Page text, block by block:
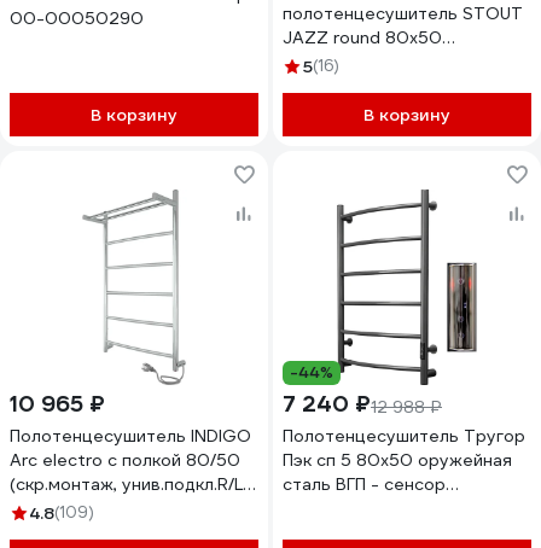
00-00050290
В корзину
полотенцесушитель STOUT
JAZZ round 80x50
Полированный с полкой
RG0093DHUE9FK3
5(16)
В корзину
10 965 ₽
Полотенцесушитель INDIGO
Arc electro с полкой 80/50
(скр.монтаж, унив.подкл.R/L,
полиров.) LCAE80-50PR
4.8(109)
-44%
7 240 ₽12 988 ₽
Полотенцесушитель Тругор
Пэк сп 5 80х50 оружейная
сталь ВГП - сенсор